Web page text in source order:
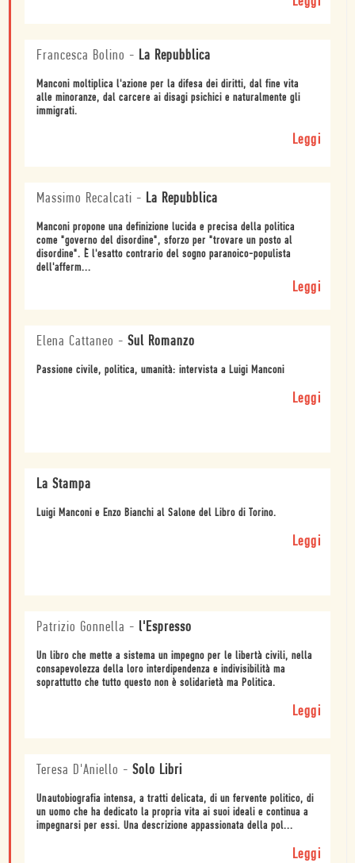
Francesca Bolino - La Repubblica
Manconi moltiplica l'azione per la difesa dei diritti, dal fine vita
alle minoranze, dal carcere ai disagi psichici e naturalmente gli
immigrati.
Leggi
Massimo Recalcati - La Repubblica
Manconi propone una definizione lucida e precisa della politica
come "governo del disordine", sforzo per "trovare un posto al
disordine". È l'esatto contrario del sogno paranoico-populista
dell'afferm...
Leggi
Elena Cattaneo - Sul Romanzo
Passione civile, politica, umanità: intervista a Luigi Manconi
Leggi
La Stampa
Luigi Manconi e Enzo Bianchi al Salone del Libro di Torino.
Leggi
Patrizio Gonnella - l'Espresso
Un libro che mette a sistema un impegno per le libertà civili, nella
consapevolezza della loro interdipendenza e indivisibilità ma
soprattutto che tutto questo non è solidarietà ma Politica.
Leggi
Teresa D'Aniello - Solo Libri
Unautobiografia intensa, a tratti delicata, di un fervente politico, di
un uomo che ha dedicato la propria vita ai suoi ideali e continua a
impegnarsi per essi. Una descrizione appassionata della pol...
Leggi